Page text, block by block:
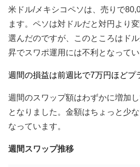
米ドル/メキシコペソは、売りで
ます。ペソは対ドルだと対円より
選んだのですが、このところはド
昇でスワポ運用には不利となってい
週間の損益は前週比で7万円ほどプ
週間のスワップ額はわずかに増加
となりました。金額はちょっと少
なっています。
週間スワップ推移